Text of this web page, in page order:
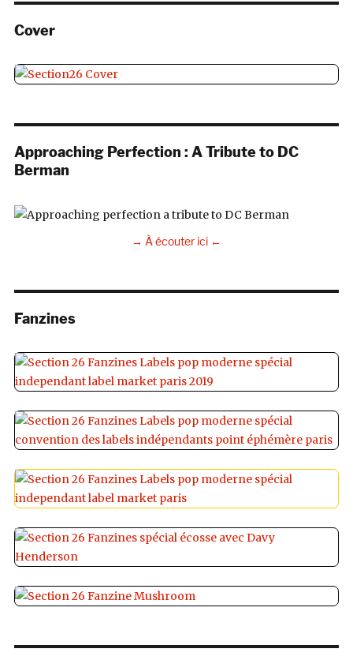
Cover
Approaching Perfection : A Tribute to DC
Berman
→ À écouter ici ←
Fanzines